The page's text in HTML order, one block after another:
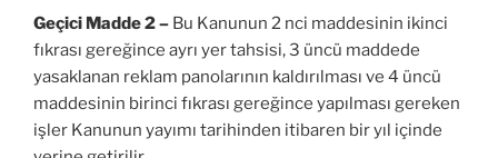
Geçici Madde 2 – Bu Kanunun 2 nci maddesinin ikinci
fıkrası gereğince ayrı yer tahsisi, 3 üncü maddede
yasaklanan reklam panolarının kaldırılması ve 4 üncü
maddesinin birinci fıkrası gereğince yapılması gereken
işler Kanunun yayımı tarihinden itibaren bir yıl içinde